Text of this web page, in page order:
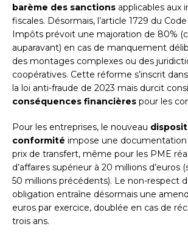
barème des sanctions applicables aux
fiscales. Désormais, l’article 1729 du
Impôts prévoit une majoration de 80%
auparavant) en cas de manquement
des montages complexes ou des
coopératives. Cette réforme s’inscrit
la loi anti-fraude de 2023 mais durcit
conséquences financières pour les
Pour les entreprises, le nouveau
conformité impose une
prix de transfert, même pour les PME
d’affaires supérieur à 20 millions d’euros
50 millions précédents). Le non-respect
obligation entraîne désormais une
euros par exercice, doublée en cas de
trois ans.